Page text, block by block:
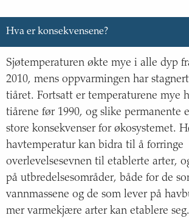
Hva er konsekvensene?
Sjøtemperaturen økte mye i alle dyp
2010, mens oppvarmingen har
tiåret. Fortsatt er temperaturene mye
tiårene før 1990, og slike permanente
store konsekvenser for økosystemet.
havtemperatur kan bidra til å forringe
overlevelsesevnen til etablerte arter,
på utbredelsesområder, både for de
vannmassene og de som lever på
mer varmekjære arter kan etablere